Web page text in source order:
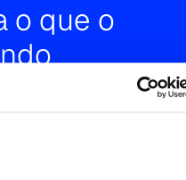
o que o
para uma